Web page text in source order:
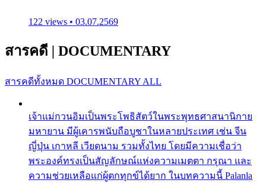
122 views • 03.07.2569
สารคดี | DOCUMENTARY
สารคดีทั้งหมด DOCUMENTARY ALL
เจ้าแม่กวนอิมเป็นพระโพธิสัตว์ในพระพุทธศาสนานิกาย
มหายาน มีผู้เคารพนับถือบูชาในหลายประเทศ เช่น จีน
ญี่ปุ่น เกาหลี เวียดนาม รวมทั้งไทย โดยมีความเชื่อว่า
พระองค์ทรงเป็นสัญลักษณ์แห่งความเมตตา กรุณา และ
ความช่วยเหลือแก่ผู้ตกทุกข์ได้ยาก ในบทความนี้ Palanla